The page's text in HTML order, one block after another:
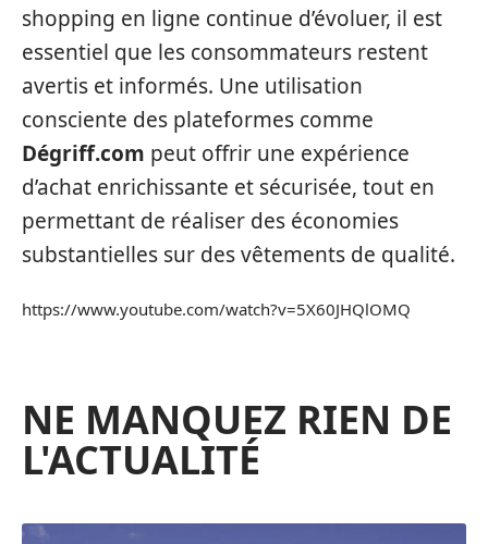
shopping en ligne continue d’évoluer, il est
essentiel que les consommateurs restent
avertis et informés. Une utilisation
consciente des plateformes comme
Dégriff.com peut offrir une expérience
d’achat enrichissante et sécurisée, tout en
permettant de réaliser des économies
substantielles sur des vêtements de qualité.
https://www.youtube.com/watch?v=5X60JHQlOMQ
NE MANQUEZ RIEN DE
L'ACTUALITÉ